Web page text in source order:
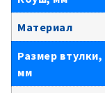
Материал
Размер втулки,
мм